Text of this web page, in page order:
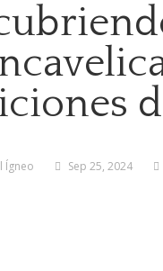
Ígneo Sep 25, 2024